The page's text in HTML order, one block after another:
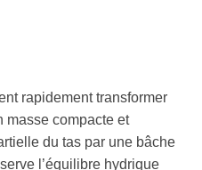
rapidement transformer
masse compacte et
du tas par une bâche
l’équilibre hydrique